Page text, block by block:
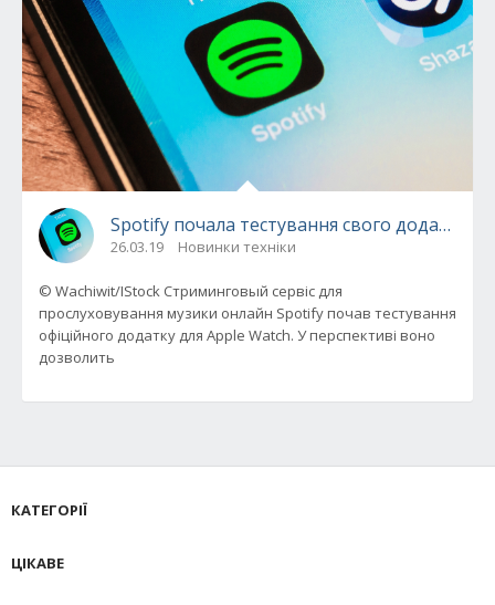
Spotify почала тестування свого додатку
26.03.19 Новинки техніки
© Wachiwit/IStock Стриминговый сервіс для
прослуховування музики онлайн Spotify почав тестування
офіційного додатку для Apple Watch. У перспективі воно
дозволить
КАТЕГОРІЇ
ЦІКАВЕ